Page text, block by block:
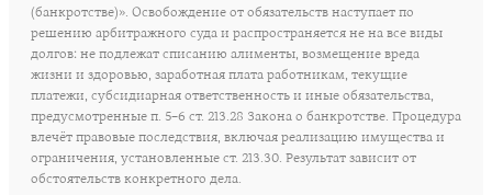
(банкротстве)». Освобождение от обязательств наступает по
решению арбитражного суда и распространяется не на все виды
долгов: не подлежат списанию алименты, возмещение вреда
жизни и здоровью, заработная плата работникам, текущие
платежи, субсидиарная ответственность и иные обязательства,
предусмотренные п. 5–6 ст. 213.28 Закона о банкротстве. Процедура
влечёт правовые последствия, включая реализацию имущества и
ограничения, установленные ст. 213.30. Результат зависит от
обстоятельств конкретного дела.